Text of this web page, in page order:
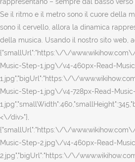
<\/div>"},
{"smallUrl":"https:\/\/
Music-Step-2.jpg\/v4-460px-Read-
2.jpg","bigUrl":"https:\/\/